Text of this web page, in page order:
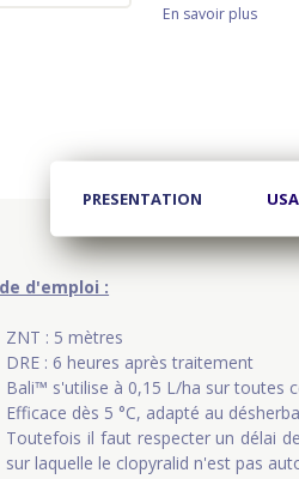
En savoir plus
PRESENTATION
d'emploi :
ZNT : 5 mètres
DRE : 6 heures après traitement
Bali™ s'utilise à 0,15 L/ha sur toutes
Efficace dès 5 °C, adapté au
Toutefois il faut respecter un délai
sur laquelle le clopyralid n'est pas